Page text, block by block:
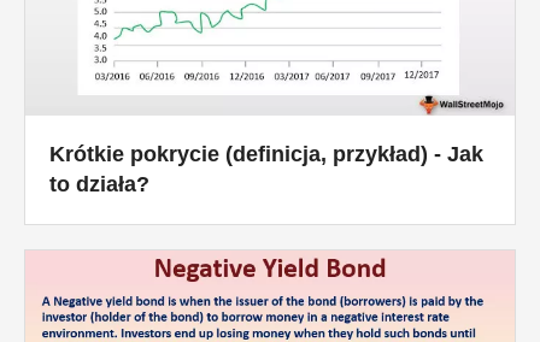
Krótkie pokrycie (definicja, przykład) - Jak
to działa?